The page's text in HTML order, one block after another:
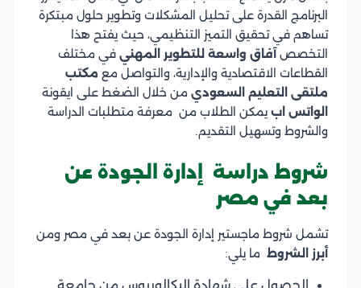
البرنامج القدرة على تحليل المشكلات وتطوير حلول مبتكرة
تساهم في تحقيق التميز التنظيمي، حيث يفتح هذا
التخصص آفاق واسعة للتطوير المهني في مختلف
القطاعات الاقتصادية والإدارية، والتواصل مع مكتب
ملتقى التعليم السعودي من خلال الضغط على ايقونة
الواتس اب يمكن الطلاب من معرفة متطلبات الدراسة
والشروط وتسهيل التقديم.
شروط دراسة إدارة الجودة عن
بعد في مصر
تشمل شروط ماجستير إدارة الجودة عن بعد في مصر ومن
أبرز الشروط ما يلي:
الحصول على شهادة البكالوريوس من جامعة